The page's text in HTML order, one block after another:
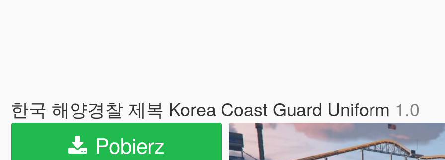
한국 해양경찰 제복 Korea Coast Guard Uniform 1.0
Pobierz